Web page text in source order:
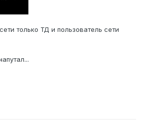
только ТД и пользователь сети